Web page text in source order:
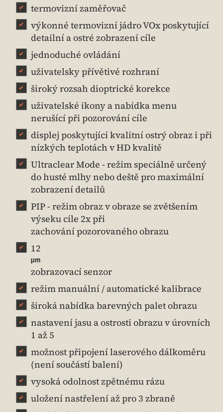
termovizní zaměřovač
výkonné termovizní jádro VOx poskytující
detailní a ostré zobrazení cíle
jednoduché ovládání
uživatelsky přívětivé rozhraní
široký rozsah dioptrické korekce
uživatelské ikony a nabídka menu
nerušící při pozorování cíle
displej poskytující kvalitní ostrý obraz i při
nízkých teplotách v HD kvalitě
Ultraclear Mode - režim speciálně určený
do husté mlhy nebo deště pro maximální
zobrazení detailů
PIP - režim obraz v obraze se zvětšením
výseku cíle 2x při
zachování pozorovaného obrazu
12
µm
zobrazovací senzor
režim manuální / automatické kalibrace
široká nabídka barevných palet obrazu
nastavení jasu a ostrosti obrazu v úrovních
1 až 5
možnost připojení laserového dálkoměru
(není součástí balení)
vysoká odolnost zpětnému rázu
uložení nastřelení až pro 3 zbraně